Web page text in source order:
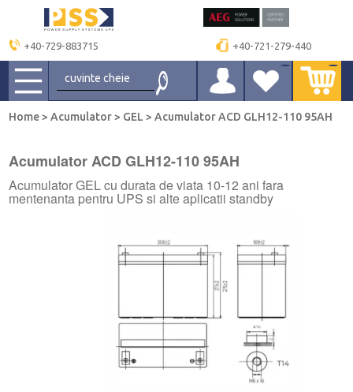
+40-729-883715 +40-721-279-440
Home>Acumulator> GEL > Acumulator ACD GLH12-110 95AH
Acumulator ACD GLH12-110 95AH
Acumulator GEL cu durata de viata 10-12 ani fara
mentenanta pentru UPS si alte aplicatii standby